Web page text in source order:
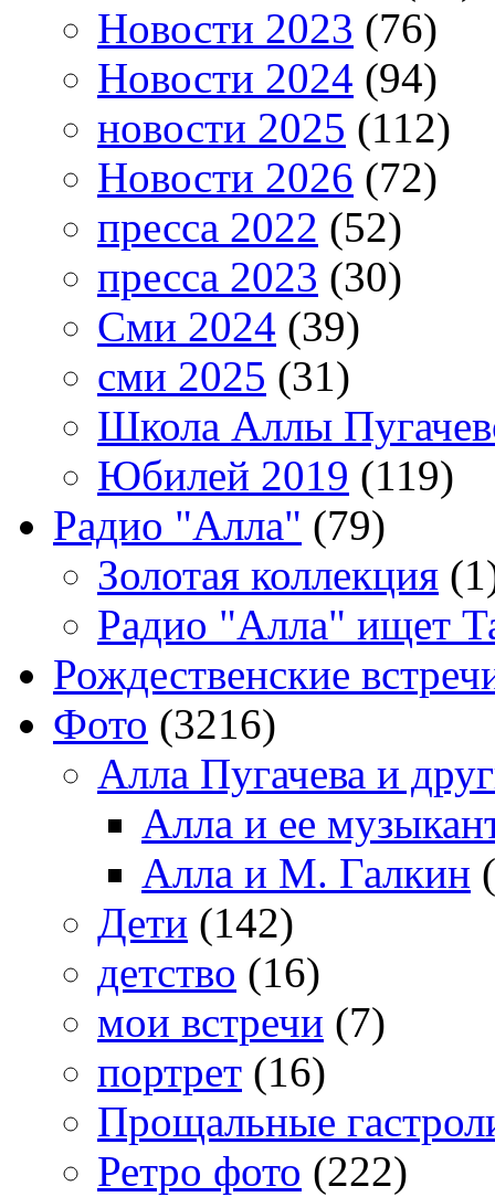
Новости 2023 (76)
Новости 2024 (94)
новости 2025 (112)
Новости 2026 (72)
пресса 2022 (52)
пресса 2023 (30)
Сми 2024 (39)
сми 2025 (31)
Школа Аллы
Юбилей 2019 (119)
Радио "Алла" (79)
Золотая коллекция
Радио "Алла" ищет
Рождественские
Фото (3216)
Алла Пугачева и
Алла и ее
Алла и М. Галкин
Дети (142)
детство (16)
мои встречи (7)
портрет (16)
Прощальные
Ретро фото (222)